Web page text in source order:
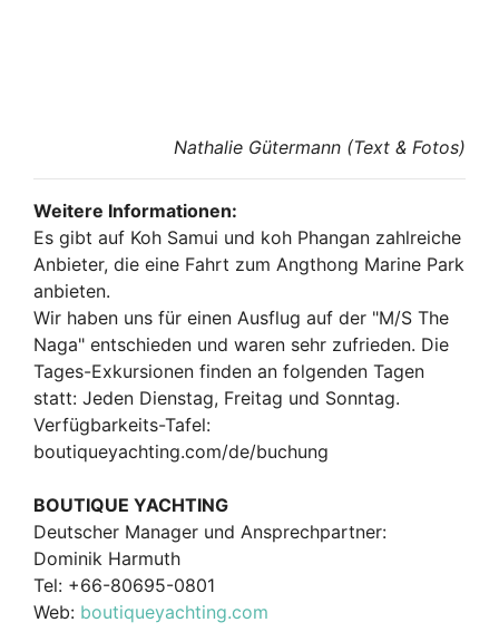
Nathalie Gütermann (Text & Fotos)
Weitere Informationen:
Es gibt auf Koh Samui und koh Phangan zahlreiche
Anbieter, die eine Fahrt zum Angthong Marine Park
anbieten.
Wir haben uns für einen Ausflug auf der "M/S The
Naga" entschieden und waren sehr zufrieden. Die
Tages-Exkursionen finden an folgenden Tagen
statt: Jeden Dienstag, Freitag und Sonntag.
Verfügbarkeits-Tafel:
boutiqueyachting.com/de/buchung
BOUTIQUE YACHTING
Deutscher Manager und Ansprechpartner:
Dominik Harmuth
Tel: +66-80695-0801
Web: boutiqueyachting.com